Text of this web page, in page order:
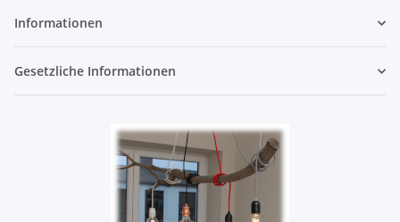
Informationen
Gesetzliche Informationen